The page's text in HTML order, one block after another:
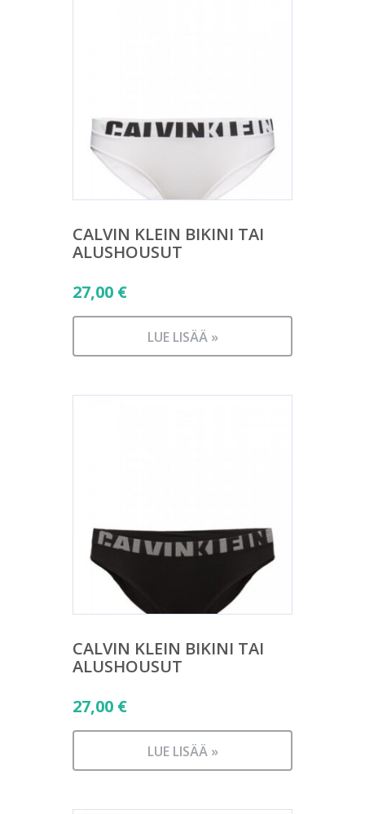
CALVIN KLEIN BIKINI TAI
ALUSHOUSUT
27,00 €
LUE LISÄÄ »
CALVIN KLEIN BIKINI TAI
ALUSHOUSUT
27,00 €
LUE LISÄÄ »